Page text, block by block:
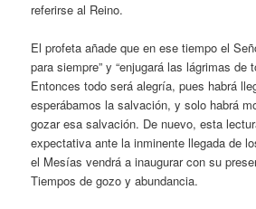
referirse al Reino.
El profeta añade que en ese tiempo el
para siempre” y “enjugará las lágrimas de
Entonces todo será alegría, pues habrá
esperábamos la salvación, y solo habrá
gozar esa salvación. De nuevo, esta
expectativa ante la inminente llegada de
el Mesías vendrá a inaugurar con su
Tiempos de gozo y abundancia.